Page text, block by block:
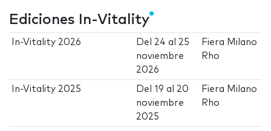
Ediciones In-Vitality
In-Vitality 2026 Del 24 al 25
noviembre
2026
Fiera Milano
Rho
In-Vitality 2025 Del19 al 20
noviembre
2025
Fiera Milano
Rho